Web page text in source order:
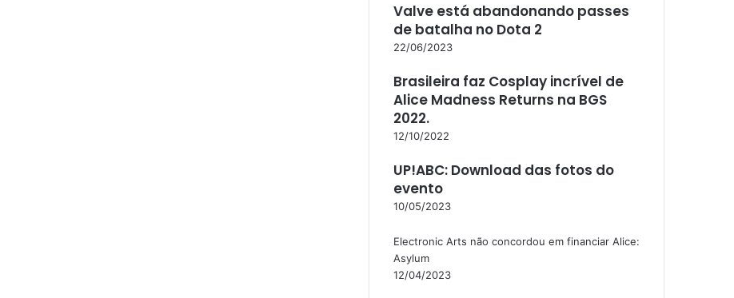
Valve está abandonando passes
de batalha no Dota 2
22/06/2023
Brasileira faz Cosplay incrível de
Alice Madness Returns na BGS
2022.
12/10/2022
UP!ABC: Download das fotos do
evento
10/05/2023
Electronic Arts não concordou em financiar Alice:
Asylum
12/04/2023